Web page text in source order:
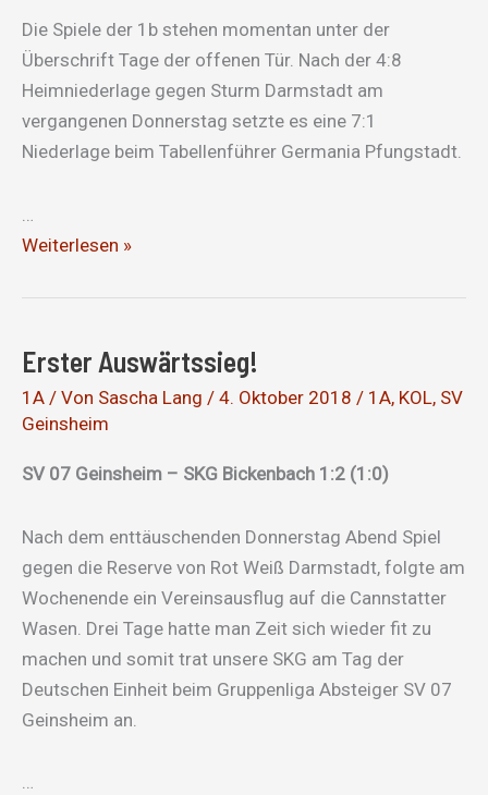
Die Spiele der 1b stehen momentan unter der
Überschrift Tage der offenen Tür. Nach der 4:8
Heimniederlage gegen Sturm Darmstadt am
vergangenen Donnerstag setzte es eine 7:1
Niederlage beim Tabellenführer Germania Pfungstadt.
Tage
offenen
Weiterlesen »
Erster Auswärtssieg!
1A / Von Sascha Lang / 4. Oktober 2018 / 1A, KOL, SV
Geinsheim
SV 07 Geinsheim – SKG Bickenbach 1:2 (1:0)
Nach dem enttäuschenden Donnerstag Abend Spiel
gegen die Reserve von Rot Weiß Darmstadt, folgte am
Wochenende ein Vereinsausflug auf die Cannstatter
Wasen. Drei Tage hatte man Zeit sich wieder fit zu
machen und somit trat unsere SKG am Tag der
Deutschen Einheit beim Gruppenliga Absteiger SV 07
Geinsheim an.
…